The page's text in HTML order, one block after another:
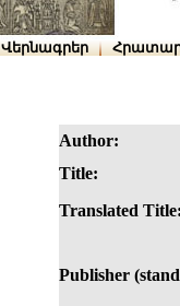
Վերնագրեր
Author:
Title:
Translated
Publisher